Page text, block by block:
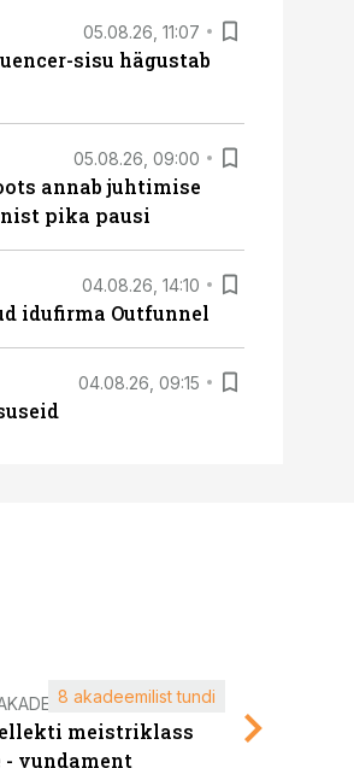
05.08.26, 11:07
sisu hägustab
05.08.26, 09:00
annab juhtimise
pika pausi
04.08.26, 14:10
idufirma Outfunnel
04.08.26, 09:15
meistriklass
vundament
8 akadeemilist tundi